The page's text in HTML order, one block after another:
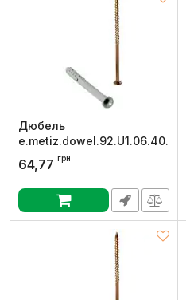
Дюбель
e.metiz.dowel.92.U1.06.40.b,
з ударним шурупом
М6х40 поліпропілен,
буртик (гриб) 100 шт,
Артикул:m0080017
64,77 грн